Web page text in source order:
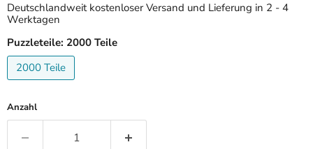
Deutschlandweit kostenloser Versand und Lieferung in 2 - 4
Werktagen
Puzzleteile: 2000 Teile
2000 Teile
Anzahl